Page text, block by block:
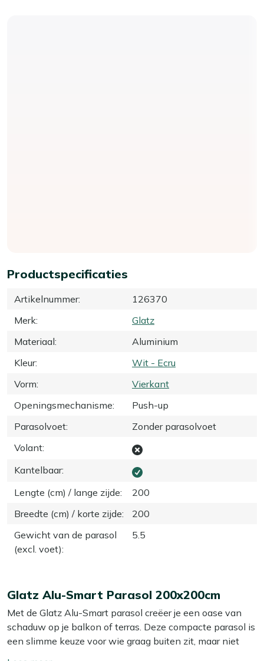
Productspecificaties
Artikelnummer:
126370
Merk:
Glatz
Materiaal:
Aluminium
Kleur:
Wit - Ecru
Vorm:
Vierkant
Openingsmechanisme:
Push-up
Parasolvoet:
Zonder parasolvoet
Volant:
Kantelbaar:
Lengte (cm) / lange zijde:
200
Breedte (cm) / korte zijde:
200
Gewicht van de parasol
(excl. voet):
5.5
Glatz Alu-Smart Parasol 200x200cm
Met de Glatz Alu-Smart parasol creëer je een oase van
schaduw op je balkon of terras. Deze compacte parasol is
een slimme keuze voor wie graag buiten zit, maar niet